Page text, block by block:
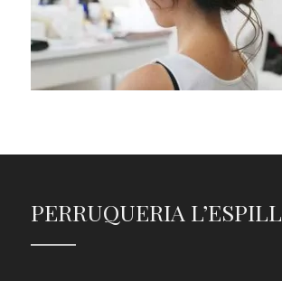
PERRUQUERIA L’ESPILL